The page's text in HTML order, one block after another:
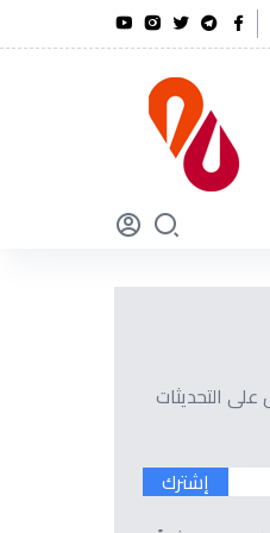
تضحيات أبنائها
التحديثات
إشترك